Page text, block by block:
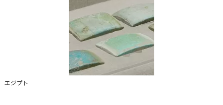
エジプト